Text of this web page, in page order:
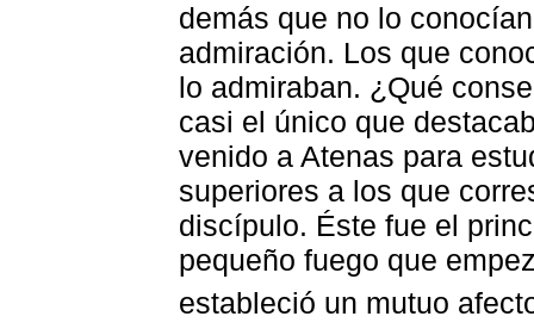
demás que no lo
admiración. Los que
lo admiraban. ¿Qué
casi el único que
venido a Atenas para
superiores a los que
discípulo. Éste fue el
pequeño fuego que
estableció un mutuo